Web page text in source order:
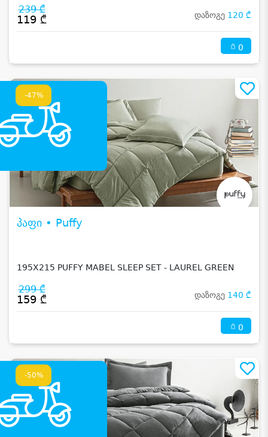
239 ₾
119 ₾ დაზოგე 120 ₾
0
-47%
პაფი • Puffy
195X215 PUFFY MABEL SLEEP SET - LAUREL GREEN
299 ₾
159 ₾ დაზოგე 140 ₾
0
-50%